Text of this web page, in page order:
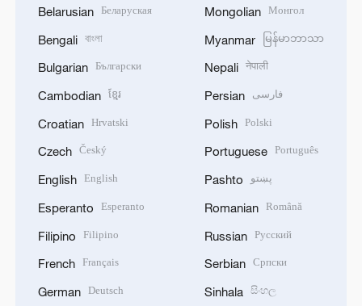
Belarusian Беларуская
Bengali বাংলা
Bulgarian Български
Cambodian ខ្មែរ
Croatian Hrvatski
Czech Český
English English
Esperanto Esperanto
Filipino Filipino
French Français
German Deutsch
Mongolian Монгол
Myanmar မြန်မာဘာသာ
Nepali नेपाली
Persian فارسی
Polish Polski
Portuguese Português
Pashto پښتو
Romanian Română
Russian Русский
Serbian Српски
Sinhala සිංහල